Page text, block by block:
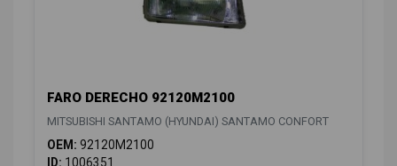
FARO DERECHO 92120M2100
MITSUBISHI SANTAMO (HYUNDAI) SANTAMO CONFORT
OEM: 92120M2100
ID: 1006351